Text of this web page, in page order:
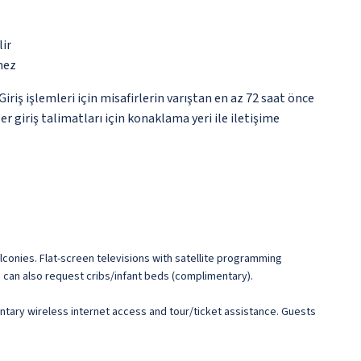
işlemleri için misafirlerin varıştan en az 72 saat önce
giriş talimatları için konaklama yeri ile iletişime
Flat-screen televisions with satellite programming
also request cribs/infant beds (complimentary).
wireless internet access and tour/ticket assistance. Guests